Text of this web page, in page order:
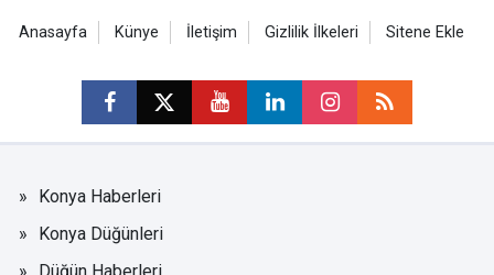
Anasayfa Künye İletişim Gizlilik İlkeleri Sitene Ekle
Konya Haberleri
Konya Düğünleri
Düğün Haberleri